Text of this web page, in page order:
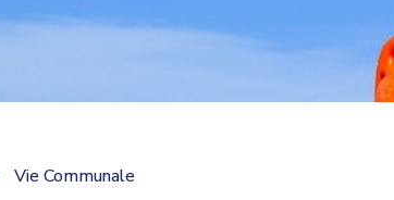
Vie Communale